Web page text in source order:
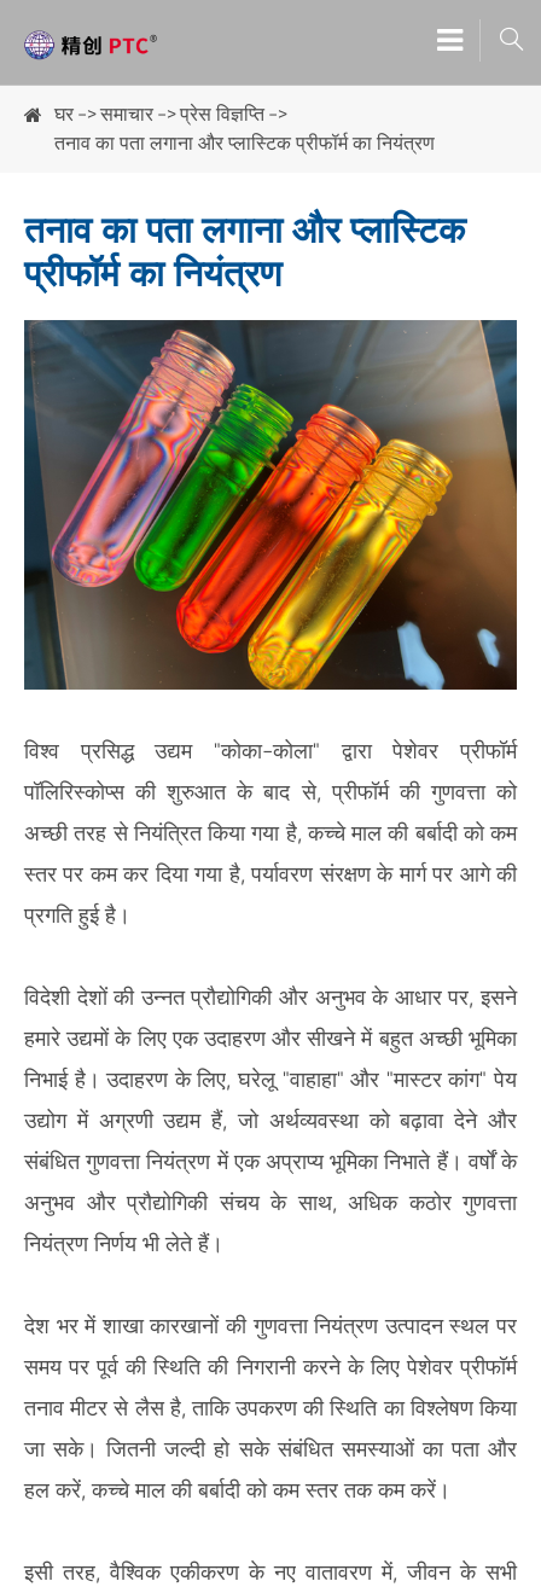

घर समाचार
प्रेस विज्ञप्ति
तनाव का पता लगाना और प्लास्टिक प्रीफॉर्म का नियंत्रण
तनाव का पता लगाना और प्लास्टिक
प्रीफॉर्म का नियंत्रण
विश्व प्रसिद्ध उद्यम "कोका-कोला" द्वारा पेशेवर प्रीफॉर्म
पॉलिरिस्कोप्स की शुरुआत के बाद से, प्रीफॉर्म की गुणवत्ता को
अच्छी तरह से नियंत्रित किया गया है, कच्चे माल की बर्बादी को कम
स्तर पर कम कर दिया गया है, पर्यावरण संरक्षण के मार्ग पर आगे की
प्रगति हुई है।
विदेशी देशों की उन्नत प्रौद्योगिकी और अनुभव के आधार पर, इसने
हमारे उद्यमों के लिए एक उदाहरण और सीखने में बहुत अच्छी भूमिका
निभाई है। उदाहरण के लिए, घरेलू "वाहाहा" और "मास्टर कांग" पेय
उद्योग में अग्रणी उद्यम हैं, जो अर्थव्यवस्था को बढ़ावा देने और
संबंधित गुणवत्ता नियंत्रण में एक अप्राप्य भूमिका निभाते हैं। वर्षों के
अनुभव और प्रौद्योगिकी संचय के साथ, अधिक कठोर गुणवत्ता
नियंत्रण निर्णय भी लेते हैं।
देश भर में शाखा कारखानों की गुणवत्ता नियंत्रण उत्पादन स्थल पर
समय पर पूर्व की स्थिति की निगरानी करने के लिए पेशेवर प्रीफॉर्म
तनाव मीटर से लैस है, ताकि उपकरण की स्थिति का विश्लेषण किया
जा सके। जितनी जल्दी हो सके संबंधित समस्याओं का पता और
हल करें, कच्चे माल की बर्बादी को कम स्तर तक कम करें।
इसी तरह, वैश्विक एकीकरण के नए वातावरण में, जीवन के सभी